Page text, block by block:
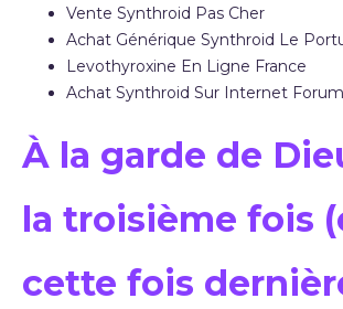
Vente Synthroid Pas Cher
Achat Générique Synthroid Le
Levothyroxine En Ligne France
Achat Synthroid Sur Internet Forum
À la garde de
la troisième fois
cette fois